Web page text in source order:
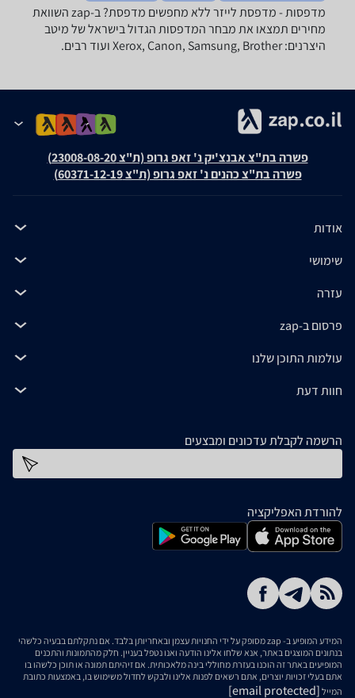
מדפסות - ‏מדפסת לייזר ‏ללא מחפשים מדפסת? ב-zap השוואת
מחירים תמצאו את מבחר המדפסות הגדול בישראל של מיטב
היצרנים: Xerox, Canon, Samsung, Brother ועוד רבים.
פשרה בת"צ אבנצ'יק נ' זאפ גרופ (ת"צ 23008-08-20)
פשרה בת"צ כהנים נ' זאפ גרופ (ת"צ 60371-12-19)
אודות
שימושי
עזרה
פרסום ב-zap
עולמות התוכן שלנו
חוות דעת
הרשמה לקבלת עדכונים ומבצעים
להורדת האפליקציה
המידע המופיע ב- zap מסופק על ידי החנויות עצמן ובאחריותן בלבד. אם נתקלתם בבעיה כלשהי
בנתונים המוצגים באתר, אנא שלחו אלינו הודעה ואנו נטפל בעניין. חלק מהתמונות והתכנים
המופיעים באתר זה הוכנו בעזרת מחוללי בינה מלאכותית. אם זיהיתם תמונה או תוכן כלשהו בו
אתם בעלי זכויות יוצרים, אתם רשאים לפנות אלינו ולבקש לחדול משימוש בו, באמצעות כתובת
המייל [email protected]